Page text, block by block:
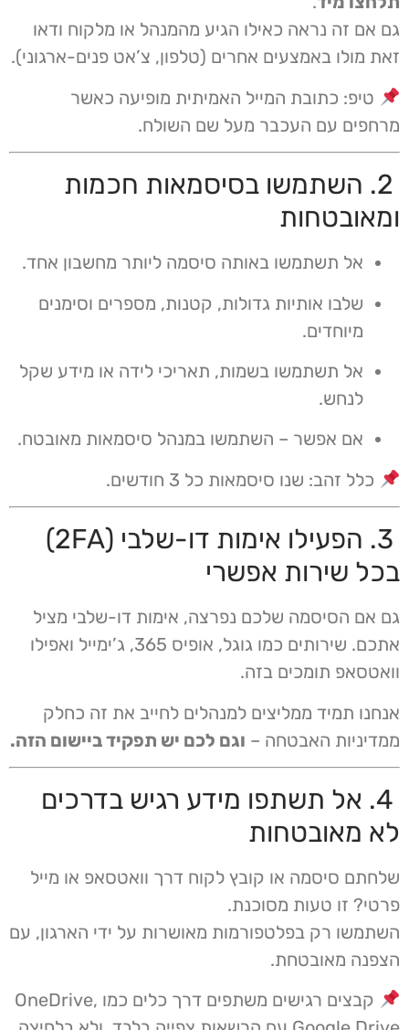
גם אם זה נראה כאילו הגיע מהמנהל או מלקוח ודאו
זאת מולו באמצעים אחרים (טלפון, צ’אט פנים-ארגוני).
טיפ: כתובת המייל האמיתית מופיעה כאשר
מרחפים עם העכבר מעל שם השולח.
2. השתמשו בסיסמאות חכמות
ומאובטחות
אל תשתמשו באותה סיסמה ליותר מחשבון אחד.
שלבו אותיות גדולות, קטנות, מספרים וסימנים
מיוחדים.
אל תשתמשו בשמות, תאריכי לידה או מידע שקל
לנחש.
אם אפשר – השתמשו במנהל סיסמאות מאובטח.
כלל זהב: שנו סיסמאות כל 3 חודשים.
3. הפעילו אימות דו-שלבי (2FA)
בכל שירות אפשרי
גם אם הסיסמה שלכם נפרצה, אימות דו-שלבי מציל
אתכם. שירותים כמו גוגל, אופיס 365, ג’ימייל ואפילו
וואטסאפ תומכים בזה.
אנחנו תמיד ממליצים למנהלים לחייב את זה כחלק
ממדיניות האבטחה – וגם לכם יש תפקיד ביישום הזה.
4. אל תשתפו מידע רגיש בדרכים
לא מאובטחות
שלחתם סיסמה או קובץ לקוח דרך וואטסאפ או מייל
פרטי? זו טעות מסוכנת.
השתמשו רק בפלטפורמות מאושרות על ידי הארגון, עם
הצפנה מאובטחת.
קבצים רגישים משתפים דרך כלים כמו OneDrive,